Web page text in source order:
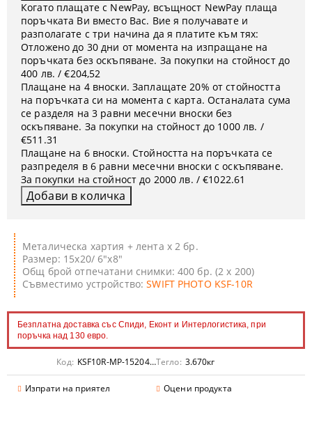
Металическа хартия + лента x 2 бр.
Размер: 15x20/ 6"x8"
Общ брой отпечатани снимки: 400 бр. (2 х 200)
Съвместимо устройство:SWIFT PHOTO KSF-10R
Безплатна доставка със Спиди, Еконт и Интерлогистика, при
поръчка над 130 евро.
Код: KSF10R-MP-1520400Тегло: 3.670кг
Изпрати на приятел Оцени продукта
Когато плащате с NewPay, всъщност NewPay плаща
поръчката Ви вместо Вас. Вие я получавате и
разполагате с три начина да я платите към тях:
Отложено до 30 дни от момента на изпращане на
поръчката без оскъпяване. За покупки на стойност до
400 лв. / €204,52
Плащане на 4 вноски. Заплащате 20% от стойността
на поръчката си на момента с карта. Останалата сума
се разделя на 3 равни месечни вноски без
оскъпяване. За покупки на стойност до 1000 лв. /
€511.31
Плащане на 6 вноски. Стойността на поръчката се
разпределя в 6 равни месечни вноски с оскъпяване.
За покупки на стойност до 2000 лв. / €1022.61